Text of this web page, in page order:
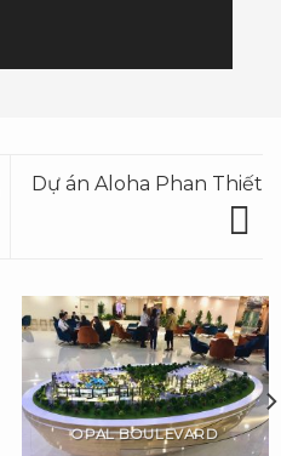
Dự án Aloha Phan Thiết
OPAL BOULEVARD